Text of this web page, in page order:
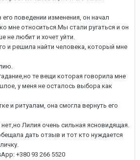
поведении изменения, он начал
мне относиться.Мы стали ругаться и он
не любит и хочет уйти.
и решила найти человека, который мне
те вещи которая говорила мне
у меня не осталось выбора как
и ритуалам, она смогла вернуть его
Лилия очень сильная ясновидящая.
дать отзыв и тот кто нуждается
+380 93 266 5520